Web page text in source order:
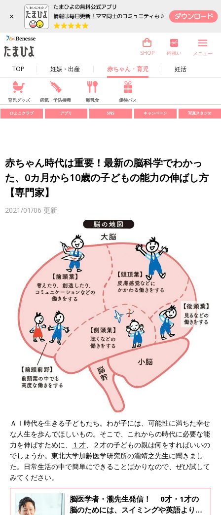
×
TOP 妊娠・出産 赤ちゃん・育児 妊活
SHOP 内祝い メニュー
育児グッズ 病気・予防接種 離乳食 優待パス
ひよこクラブ アプリ SNS キャンペーン 写真スタジオ
赤ちゃん時代は重要！最新の脳科学でわかっ
た、0カ月から10歳の子どもの能力の伸ばし方
【専門家】
2021/01/06 更新
ＡＩ時代を生きる子どもたち。わが子には、可能性に満ちた幸せ
な人生を歩んでほしいもの。そこで、これからの時代に必要な能
力を伸ばすために、
１才、２才の子どもの親は何をすればいいの
でしょうか。東北大学加齢医学研究所の瀧靖之先生に聞きまし
た。日常生活の中で簡単にできることばかりなので、ぜひ試して
みてください。
脳医学者・瀧先生発信！ 0才・1才の
脳のためには、スイミングや英語より